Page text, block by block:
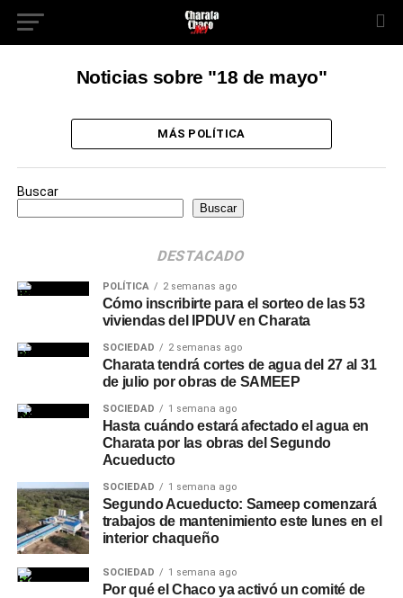
Noticias sobre "18 de mayo"
MÁS POLÍTICA
Buscar
Buscar
DESTACADO
POLÍTICA 2 semanas ago
Cómo inscribirte para el sorteo de las 53
viviendas del IPDUV en Charata
SOCIEDAD 2 semanas ago
Charata tendrá cortes de agua del 27 al 31
de julio por obras de SAMEEP
SOCIEDAD 1 semana ago
Hasta cuándo estará afectado el agua en
Charata por las obras del Segundo
Acueducto
SOCIEDAD 1 semana ago
Segundo Acueducto: Sameep comenzará
trabajos de mantenimiento este lunes en el
interior chaqueño
SOCIEDAD 1 semana ago
Por qué el Chaco ya activó un comité de